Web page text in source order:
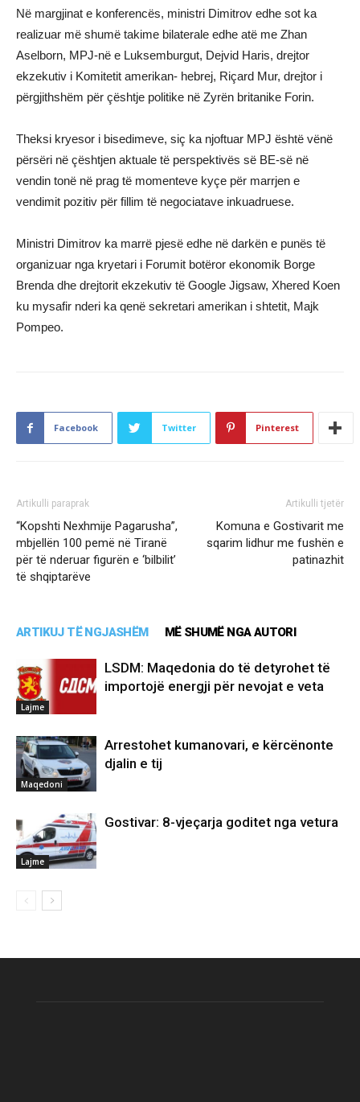
Në margjinat e konferencës, ministri Dimitrov edhe sot ka
realizuar më shumë takime bilaterale edhe atë me Zhan
Aselborn, MPJ-në e Luksemburgut, Dejvid Haris, drejtor
ekzekutiv i Komitetit amerikan- hebrej, Riçard Mur, drejtor i
përgjithshëm për çështje politike në Zyrën britanike Forin.
Theksi kryesor i bisedimeve, siç ka njoftuar MPJ është vënë
përsëri në çështjen aktuale të perspektivës së BE-së në
vendin tonë në prag të momenteve kyçe për marrjen e
vendimit pozitiv për fillim të negociatave inkuadruese.
Ministri Dimitrov ka marrë pjesë edhe në darkën e punës të
organizuar nga kryetari i Forumit botëror ekonomik Borge
Brenda dhe drejtorit ekzekutiv të Google Jigsaw, Xhered Koen
ku mysafir nderi ka qenë sekretari amerikan i shtetit, Majk
Pompeo.
Facebook Twitter Pinterest
Artikulli paraprak
“Kopshti Nexhmije Pagarusha”,
mbjellën 100 pemë në Tiranë
për të nderuar figurën e ‘bilbilit’
të shqiptarëve
Artikulli tjetër
Komuna e Gostivarit me
sqarim lidhur me fushën e
patinazhit
ARTIKUJ TË NGJASHËM MË SHUMË NGA AUTORI
Lajme
LSDM: Maqedonia do të detyrohet të
importojë energji për nevojat e veta
Maqedoni
Arrestohet kumanovari, e kërcënonte
djalin e tij
Lajme
Gostivar: 8-vjeçarja goditet nga vetura